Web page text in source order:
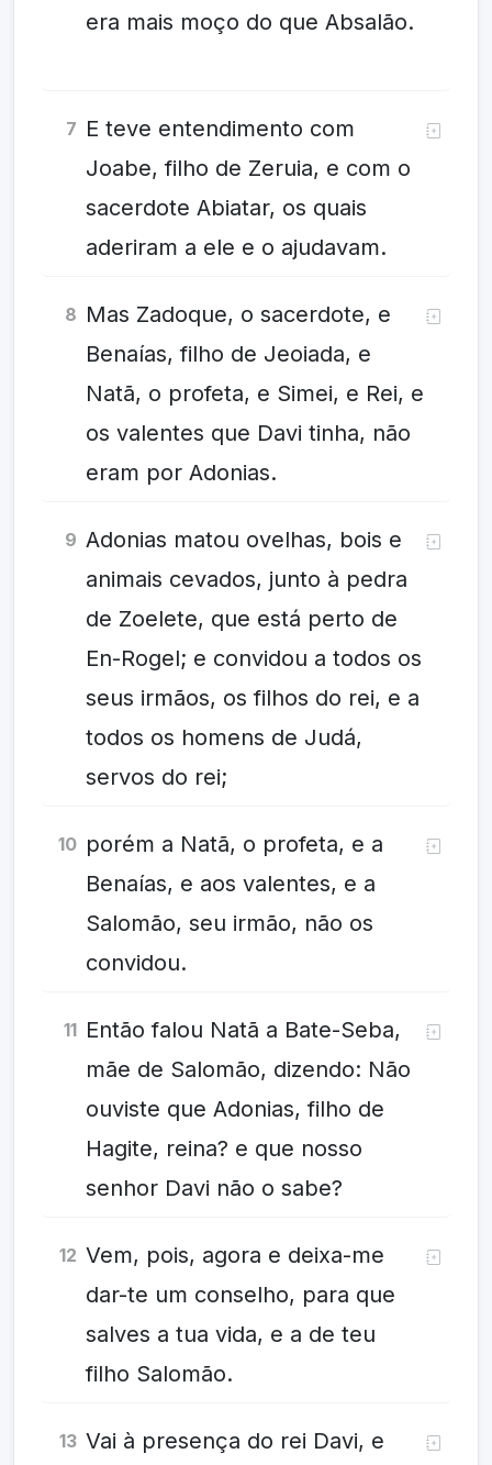
era mais moço do que Absalão.
7 E teve entendimento com
Joabe, filho de Zeruia, e com o
sacerdote Abiatar, os quais
aderiram a ele e o ajudavam.
8 Mas Zadoque, o sacerdote, e
Benaías, filho de Jeoiada, e
Natã, o profeta, e Simei, e Rei, e
os valentes que Davi tinha, não
eram por Adonias.
9 Adonias matou ovelhas, bois e
animais cevados, junto à pedra
de Zoelete, que está perto de
En-Rogel; e convidou a todos os
seus irmãos, os filhos do rei, e a
todos os homens de Judá,
servos do rei;
10 porém a Natã, o profeta, e a
Benaías, e aos valentes, e a
Salomão, seu irmão, não os
convidou.
11 Então falou Natã a Bate-Seba,
mãe de Salomão, dizendo: Não
ouviste que Adonias, filho de
Hagite, reina? e que nosso
senhor Davi não o sabe?
12 Vem, pois, agora e deixa-me
dar-te um conselho, para que
salves a tua vida, e a de teu
filho Salomão.
13 Vai à presença do rei Davi, e